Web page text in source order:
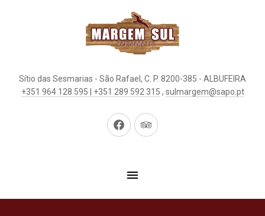
Sítio das Sesmarias - São Rafael, C. P. 8200-385 - ALBUFEIRA
+351 964 128 595 | +351 289 592 315 , sulmargem@sapo.pt
New
New